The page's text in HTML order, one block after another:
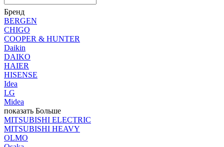
Бренд
BERGEN
CHIGO
COOPER & HUNTER
Daikin
DAIKO
HAIER
HISENSE
Idea
LG
Midea
показать Больше
MITSUBISHI ELECTRIC
MITSUBISHI HEAVY
OLMO